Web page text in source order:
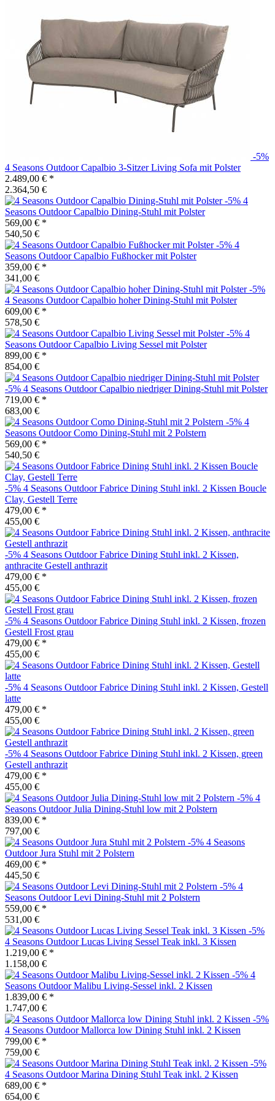
-5%
4 Seasons OutdoorCapalbio 3-Sitzer Living Sofa mit Polster
2.489,00 € *
2.364,50 €
-5% 4
Seasons OutdoorCapalbio Dining-Stuhl mit Polster
569,00 € *
540,50 €
-5% 4
Seasons OutdoorCapalbio Fußhocker mit Polster
359,00 € *
341,00 €
-5%
4 Seasons OutdoorCapalbio hoher Dining-Stuhl mit Polster
609,00 € *
578,50 €
-5% 4
Seasons OutdoorCapalbio Living Sessel mit Polster
899,00 € *
854,00 €
-5% 4 Seasons OutdoorCapalbio niedriger Dining-Stuhl mit Polster
719,00 € *
683,00 €
-5% 4
Seasons OutdoorComo Dining-Stuhl mit 2 Polstern
569,00 € *
540,50 €
-5% 4 Seasons OutdoorFabrice Dining Stuhl inkl. 2 Kissen Boucle
Clay, Gestell Terre
479,00 € *
455,00 €
-5% 4 Seasons OutdoorFabrice Dining Stuhl inkl. 2 Kissen,
anthracite Gestell anthrazit
479,00 € *
455,00 €
-5% 4 Seasons OutdoorFabrice Dining Stuhl inkl. 2 Kissen, frozen
Gestell Frost grau
479,00 € *
455,00 €
-5% 4 Seasons OutdoorFabrice Dining Stuhl inkl. 2 Kissen, Gestell
latte
479,00 € *
455,00 €
-5% 4 Seasons OutdoorFabrice Dining Stuhl inkl. 2 Kissen, green
Gestell anthrazit
479,00 € *
455,00 €
-5% 4
Seasons OutdoorJulia Dining-Stuhl low mit 2 Polstern
839,00 € *
797,00 €
-5% 4 Seasons
OutdoorJura Stuhl mit 2 Polstern
469,00 € *
445,50 €
-5% 4
Seasons OutdoorLevi Dining-Stuhl mit 2 Polstern
559,00 € *
531,00 €
-5%
4 Seasons OutdoorLucas Living Sessel Teak inkl. 3 Kissen
1.219,00 € *
1.158,00 €
-5% 4
Seasons OutdoorMalibu Living-Sessel inkl. 2 Kissen
1.839,00 € *
1.747,00 €
-5%
4 Seasons OutdoorMallorca low Dining Stuhl inkl. 2 Kissen
799,00 € *
759,00 €
-5%
4 Seasons OutdoorMarina Dining Stuhl Teak inkl. 2 Kissen
689,00 € *
654,00 €